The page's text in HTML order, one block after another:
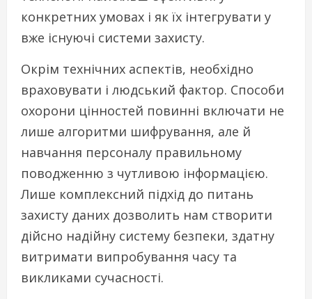
конкретних умовах і як їх інтегрувати у
вже існуючі системи захисту.
Окрім технічних аспектів, необхідно
враховувати і людський фактор. Способи
охорони цінностей повинні включати не
лише алгоритми шифрування, але й
навчання персоналу правильному
поводженню з чутливою інформацією.
Лише комплексний підхід до питань
захисту даних дозволить нам створити
дійсно надійну систему безпеки, здатну
витримати випробування часу та
викликами сучасності.